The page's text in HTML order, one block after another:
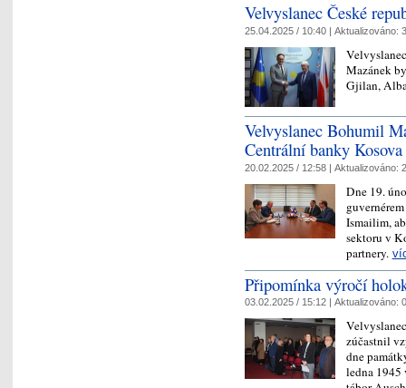
Velvyslanec České
25.04.2025 / 10:40 | Aktualizováno:
Mazánek
Gjilan,
Velvyslanec Bohumil
Centrální banky Kosova
20.02.2025 / 12:58 | Aktualizováno:
Dne 19.
Ismailim,
sektoru v
partnery.
Připomínka výročí
03.02.2025 / 15:12 | Aktualizováno:
zúčastnil
dne
ledna 1945